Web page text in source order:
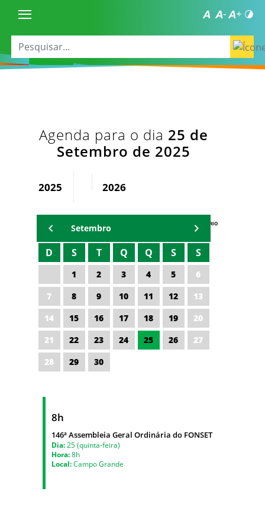
Agenda para o dia 25 de
Setembro de 2025
2025 2026
AGENDA DO SECRETÁRIO
Setembro
D S T Q Q S S
1 2 3 4 5
6
7
8 9 10 11 12
13
14
15 16 17 18 19
20
21
22 23 24 25 26
27
28
29 30
8h
146ª Assembleia Geral Ordinária do FONSET
Dia: 25 (quinta-feira)
Hora:8h
Local:Campo Grande